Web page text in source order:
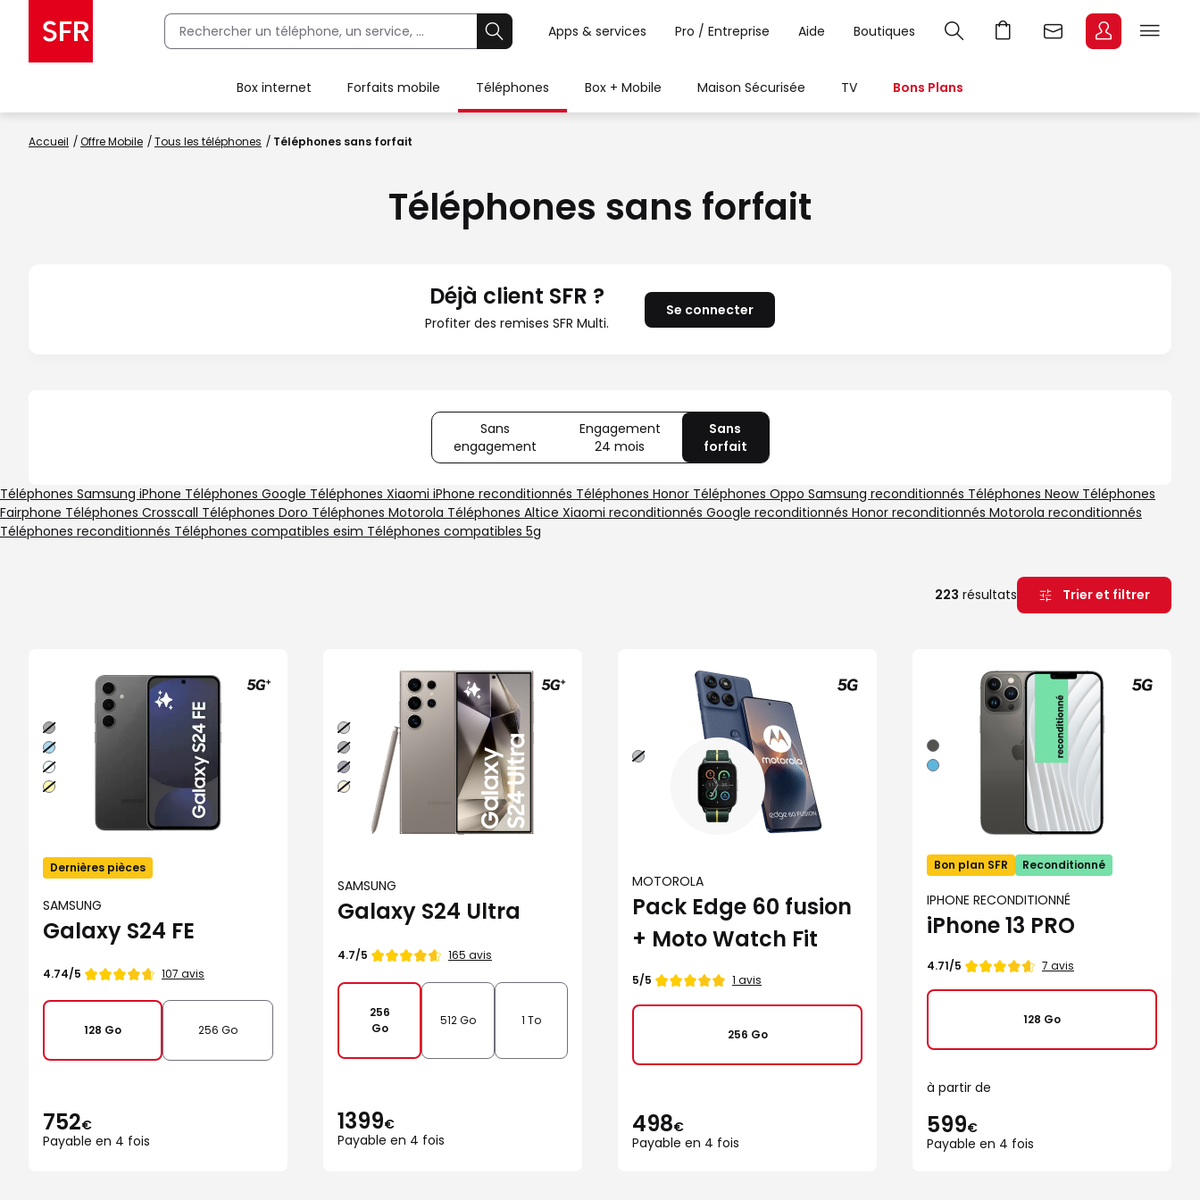
Apps & services Pro / Entreprise Aide Boutiques
Box internet Forfaits mobile Téléphones Box + Mobile Maison Sécurisée TV Bons Plans
Accueil Offre Mobile Tous les téléphones Téléphones sans forfait
Téléphones sans forfait
Déjà client SFR ?
Profiter des remises SFR Multi.
Se connecter
Sans
engagement
80
5G
Engagement
24 mois
Offre
Illimité
5G+
Sans
forfait
Sans
Téléphones Samsung iPhone Téléphones Google Téléphones Xiaomi iPhone reconditionnés Téléphones Honor Téléphones Oppo Samsung reconditionnés Téléphones Neow Téléphones
Fairphone Téléphones Crosscall Téléphones Doro Téléphones Motorola Téléphones Altice Xiaomi reconditionnés Google reconditionnés Honor reconditionnés Motorola reconditionnés
Téléphones reconditionnés Téléphones compatibles esim Téléphones compatibles 5g
223 résultats Trier et filtrer
Graphite
Bleu
Vert
eau
Jaune
Dernières pièces
SAMSUNG
Galaxy S24 FE
Note
4.74/5 107 avis
128 Go 256 Go
752€
Payable en 4 fois
Gris
titane
Noir
titane
Violet
titane
Ambre
SAMSUNG
Galaxy S24 Ultra
Note
4.7/5 165 avis
256
Go
512 Go 1 To
1399€
Payable en 4 fois
Gris
MOTOROLA
Pack Edge 60 fusion
+ Moto Watch Fit
Note
5/5 1 avis
256 Go
498€
Payable en 4 fois
Graphite
Bleu
Bon plan SFR Reconditionné
IPHONE RECONDITIONNÉ
iPhone 13 PRO
Note
4.71/5 7 avis
128 Go
à partir de
599€
Payable en 4 fois